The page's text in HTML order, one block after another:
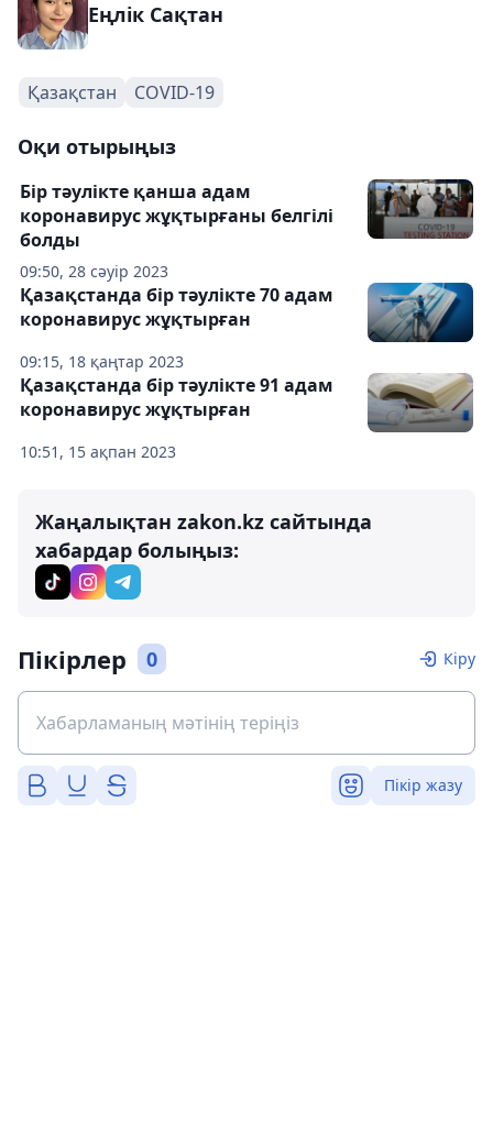
Еңлік Сақтан
Қазақстан COVID-19
Оқи отырыңыз
09:50, 28 сәуір 2023
Бір тәулікте қанша адам
коронавирус жұқтырғаны белгілі
болды
09:15, 18 қаңтар 2023
Қазақстанда бір тәулікте 70 адам
коронавирус жұқтырған
10:51, 15 ақпан 2023
Қазақстанда бір тәулікте 91 адам
коронавирус жұқтырған
Жаңалықтан zakon.kz сайтында
хабардар болыңыз:
Пікірлер 0 Кіру
Пікір жазу